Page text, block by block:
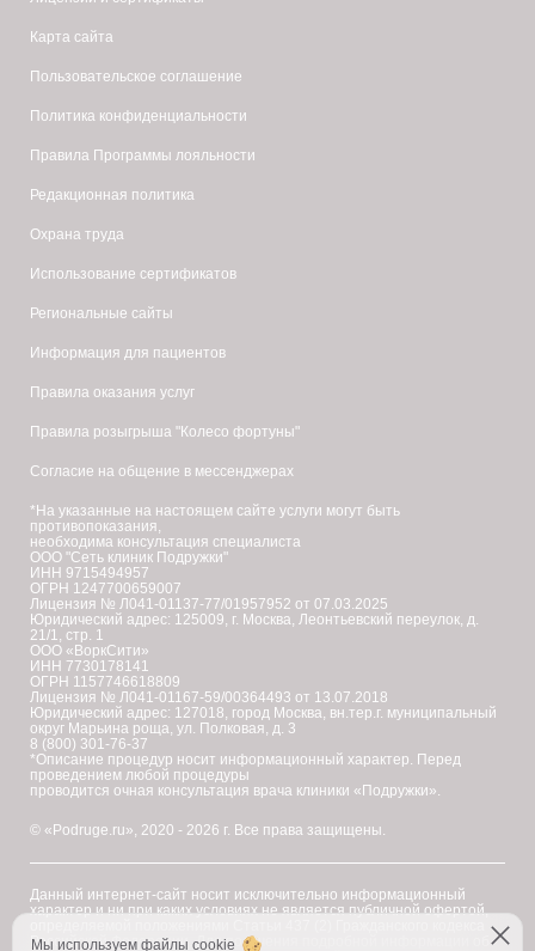
Карта сайта
Пользовательское соглашение
Политика конфиденциальности
Правила Программы лояльности
Редакционная политика
Охрана труда
Использование сертификатов
Региональные сайты
Информация для пациентов
Правила оказания услуг
Правила розыгрыша "Колесо фортуны"
Согласие на общение в мессенджерах
*На указанные на настоящем сайте услуги могут быть
противопоказания,
необходима консультация специалиста
ООО "Сеть клиник Подружки"
ИНН 9715494957
ОГРН 1247700659007
Лицензия № Л041-01137-77/01957952 от 07.03.2025
Юридический адрес: 125009, г. Москва, Леонтьевский переулок, д.
21/1, стр. 1
ООО «ВоркСити»
ИНН 7730178141
ОГРН 1157746618809
Лицензия № Л041-01167-59/00364493 от 13.07.2018
Юридический адрес: 127018, город Москва, вн.тер.г. муниципальный
округ Марьина роща, ул. Полковая, д. 3
8 (800) 301-76-37
*Описание процедур носит информационный характер. Перед
проведением любой процедуры
проводится очная консультация врача клиники «Подружки».
© «Podruge.ru», 2020 - 2026 г. Все права защищены.
Данный интернет-сайт носит исключительно информационный
характер и ни при каких условиях не является публичной офертой,
Российской Федерации. Для получения подробной информации об
Мы используем файлы cookie